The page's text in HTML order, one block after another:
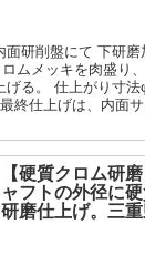
面研削盤にて 下研
ムメッキを肉盛り
げる。 仕上がり寸
終仕上げは、内面
【硬質クロム研
ャフトの外径に
研磨仕上げ。三